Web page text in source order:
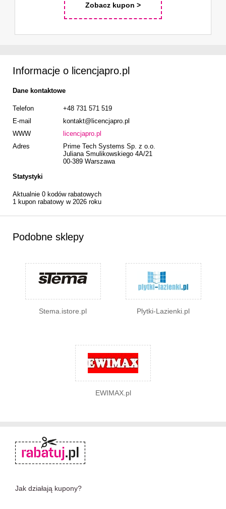
Zobacz kupon >
Informacje o licencjapro.pl
Dane kontaktowe
Telefon
+48 731 571 519
E-mail
kontakt@licencjapro.pl
WWW
licencjapro.pl
Adres
Prime Tech Systems Sp. z o.o.
Juliana Smulikowskiego 4A/21
00-389 Warszawa
Statystyki
Aktualnie 0 kodów rabatowych
1 kupon rabatowy w 2026 roku
Podobne sklepy
Stema.istore.pl Plytki-Lazienki.pl
EWIMAX.pl
Jak działają kupony?